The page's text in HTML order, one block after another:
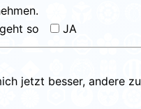
geht so JA
jetzt besser, andere zu